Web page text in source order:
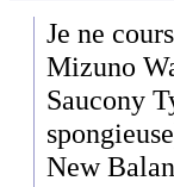
Je ne
Mizuno
Saucony
New